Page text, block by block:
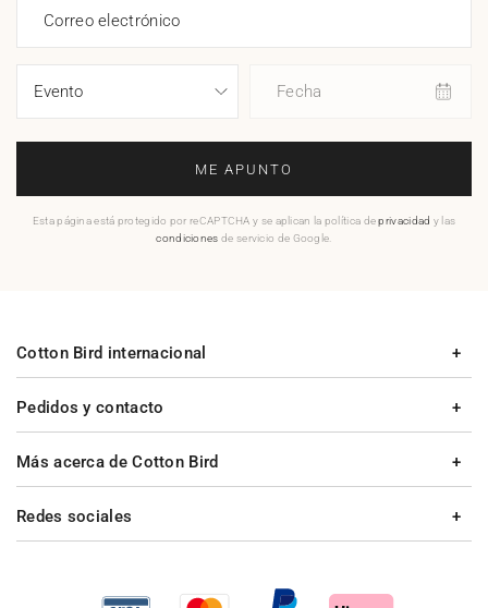
Correo electrónico
Fecha
ME APUNTO
Esta página está protegido por reCAPTCHA y se aplican la política deprivacidad y las
condiciones de servicio de Google.
Pedidos y contacto
Más acerca de Cotton Bird
Cotton Bird internacional
Redes sociales